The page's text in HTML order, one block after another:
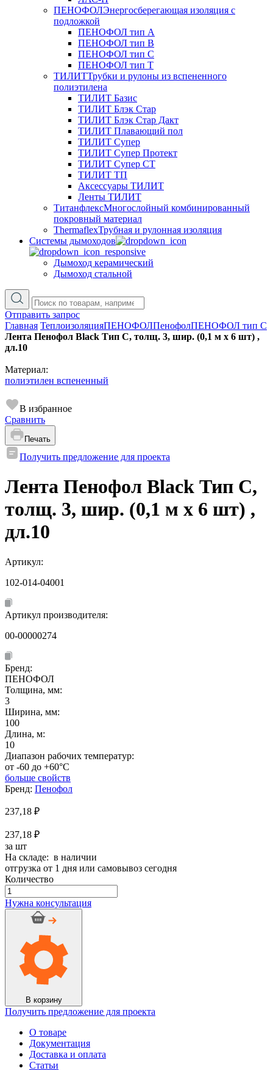
ПЕНОФОЛЭнергосберегающая изоляция с
подложкой
ПЕНОФОЛ тип А
ПЕНОФОЛ тип B
ПЕНОФОЛ тип C
ПЕНОФОЛ тип T
ТИЛИТТрубки и рулоны из вспененного
полиэтилена
ТИЛИТ Базис
ТИЛИТ Блэк Стар
ТИЛИТ Блэк Стар Дакт
ТИЛИТ Плавающий пол
ТИЛИТ Супер
ТИЛИТ Супер Протект
ТИЛИТ Супер СТ
ТИЛИТ ТП
Аксессуары ТИЛИТ
Ленты ТИЛИТ
ТитанфлексМногослойный комбинированный
покровный материал
ThermaflexТрубная и рулонная изоляция
Cистемы дымоходов
Дымоход керамический
Дымоход стальной
Отправить запрос
Главная ТеплоизоляцияПЕНОФОЛПенофолПЕНОФОЛ тип C
Лента Пенофол Black Тип C, толщ. 3, шир. (0,1 м х 6 шт) ,
дл.10
Материал:
полиэтилен вспененный
В избранное
Сравнить
Печать
Получить предложение для проекта
Лента Пенофол Black Тип C,
толщ. 3, шир. (0,1 м х 6 шт) ,
дл.10
Артикул:
102-014-04001
Артикул производителя:
00-00000274
Бренд:
ПЕНОФОЛ
Толщина, мм:
3
Ширина, мм:
100
Длина, м:
10
Диапазон рабочих температур:
от -60 до +60°C
больше свойств
Бренд: Пенофол
237,18 ₽
237,18 ₽
за шт
На складе: в наличии
отгрузка от 1 дня или самовывоз сегодня
Количество
Количество
товара
Лента
Пенофол
толщ.
м
дл.10
Нужна консультация
В корзину
Получить предложение для проекта
О товаре
Документация
Доставка и оплата
Статьи